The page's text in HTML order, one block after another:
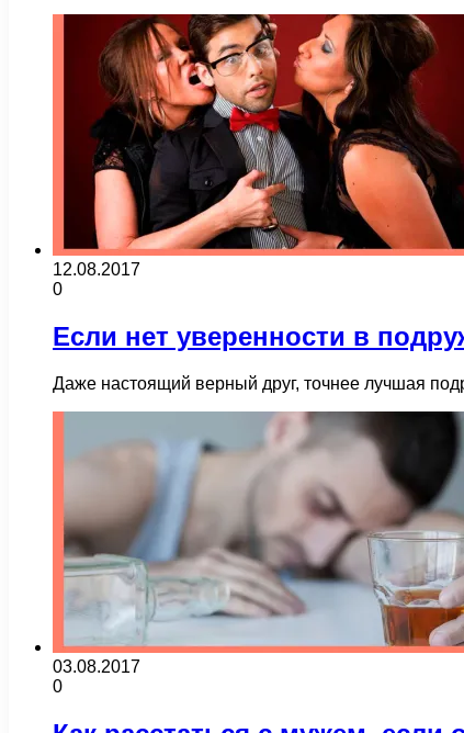
12.08.2017
0
Если нет уверенности в
Даже настоящий верный друг, точнее лучшая
03.08.2017
0